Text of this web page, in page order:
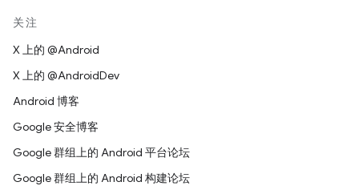
关注
X 上的 @Android
X 上的 @AndroidDev
Android 博客
Google 安全博客
Google 群组上的 Android 平台论坛
Google 群组上的 Android 构建论坛